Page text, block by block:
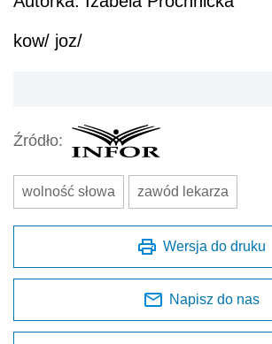
kow/ joz/
Źródło:
wolność słowa zawód lekarza
Wersja do druku
Napisz do nas